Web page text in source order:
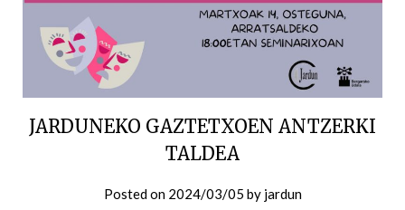
JARDUNEKO GAZTETXOEN ANTZERKI
TALDEA
Posted on 2024/03/05 by jardun